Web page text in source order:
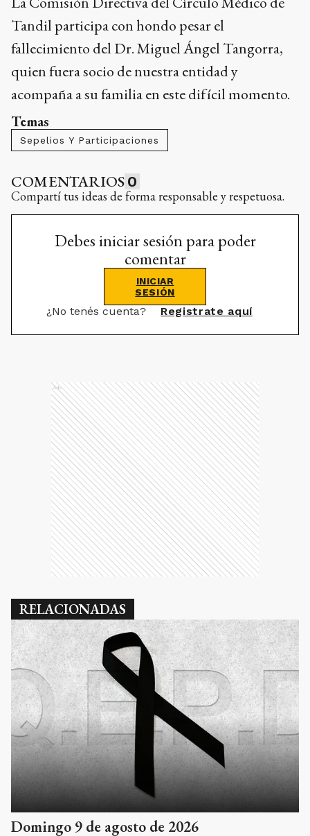
Tandil participa con hondo pesar el
fallecimiento del Dr. Miguel Ángel Tangorra,
quien fuera socio de nuestra entidad y
acompaña a su familia en este difícil momento.
Temas
Sepelios Y Participaciones
COMENTARIOS 0
Compartí tus ideas de forma responsable y respetuosa.
Debes iniciar sesión para poder
comentar
INICIAR
SESIÓN
¿No tenés cuenta? Registrate aquí
Ads
RELACIONADAS
Domingo 9 de agosto de 2026